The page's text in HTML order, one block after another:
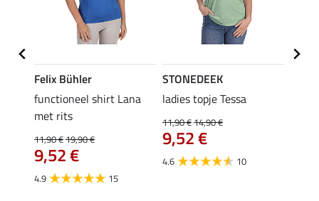
Felix Bühler
functioneel shirt Lana
met rits
11,90 €19,90 €
9,52 €
4.9 15
STONEDEEK
ladies topje Tessa
11,90 €14,90 €
9,52 €
4.6 10